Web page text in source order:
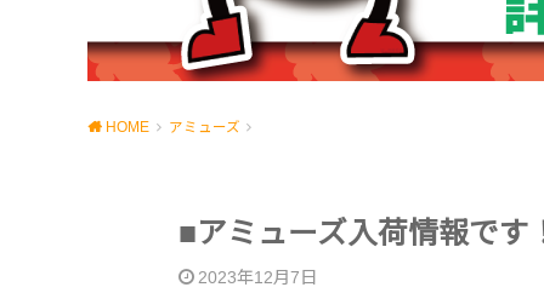
HOME アミューズ
■アミューズ入荷情報です
2023年12月7日